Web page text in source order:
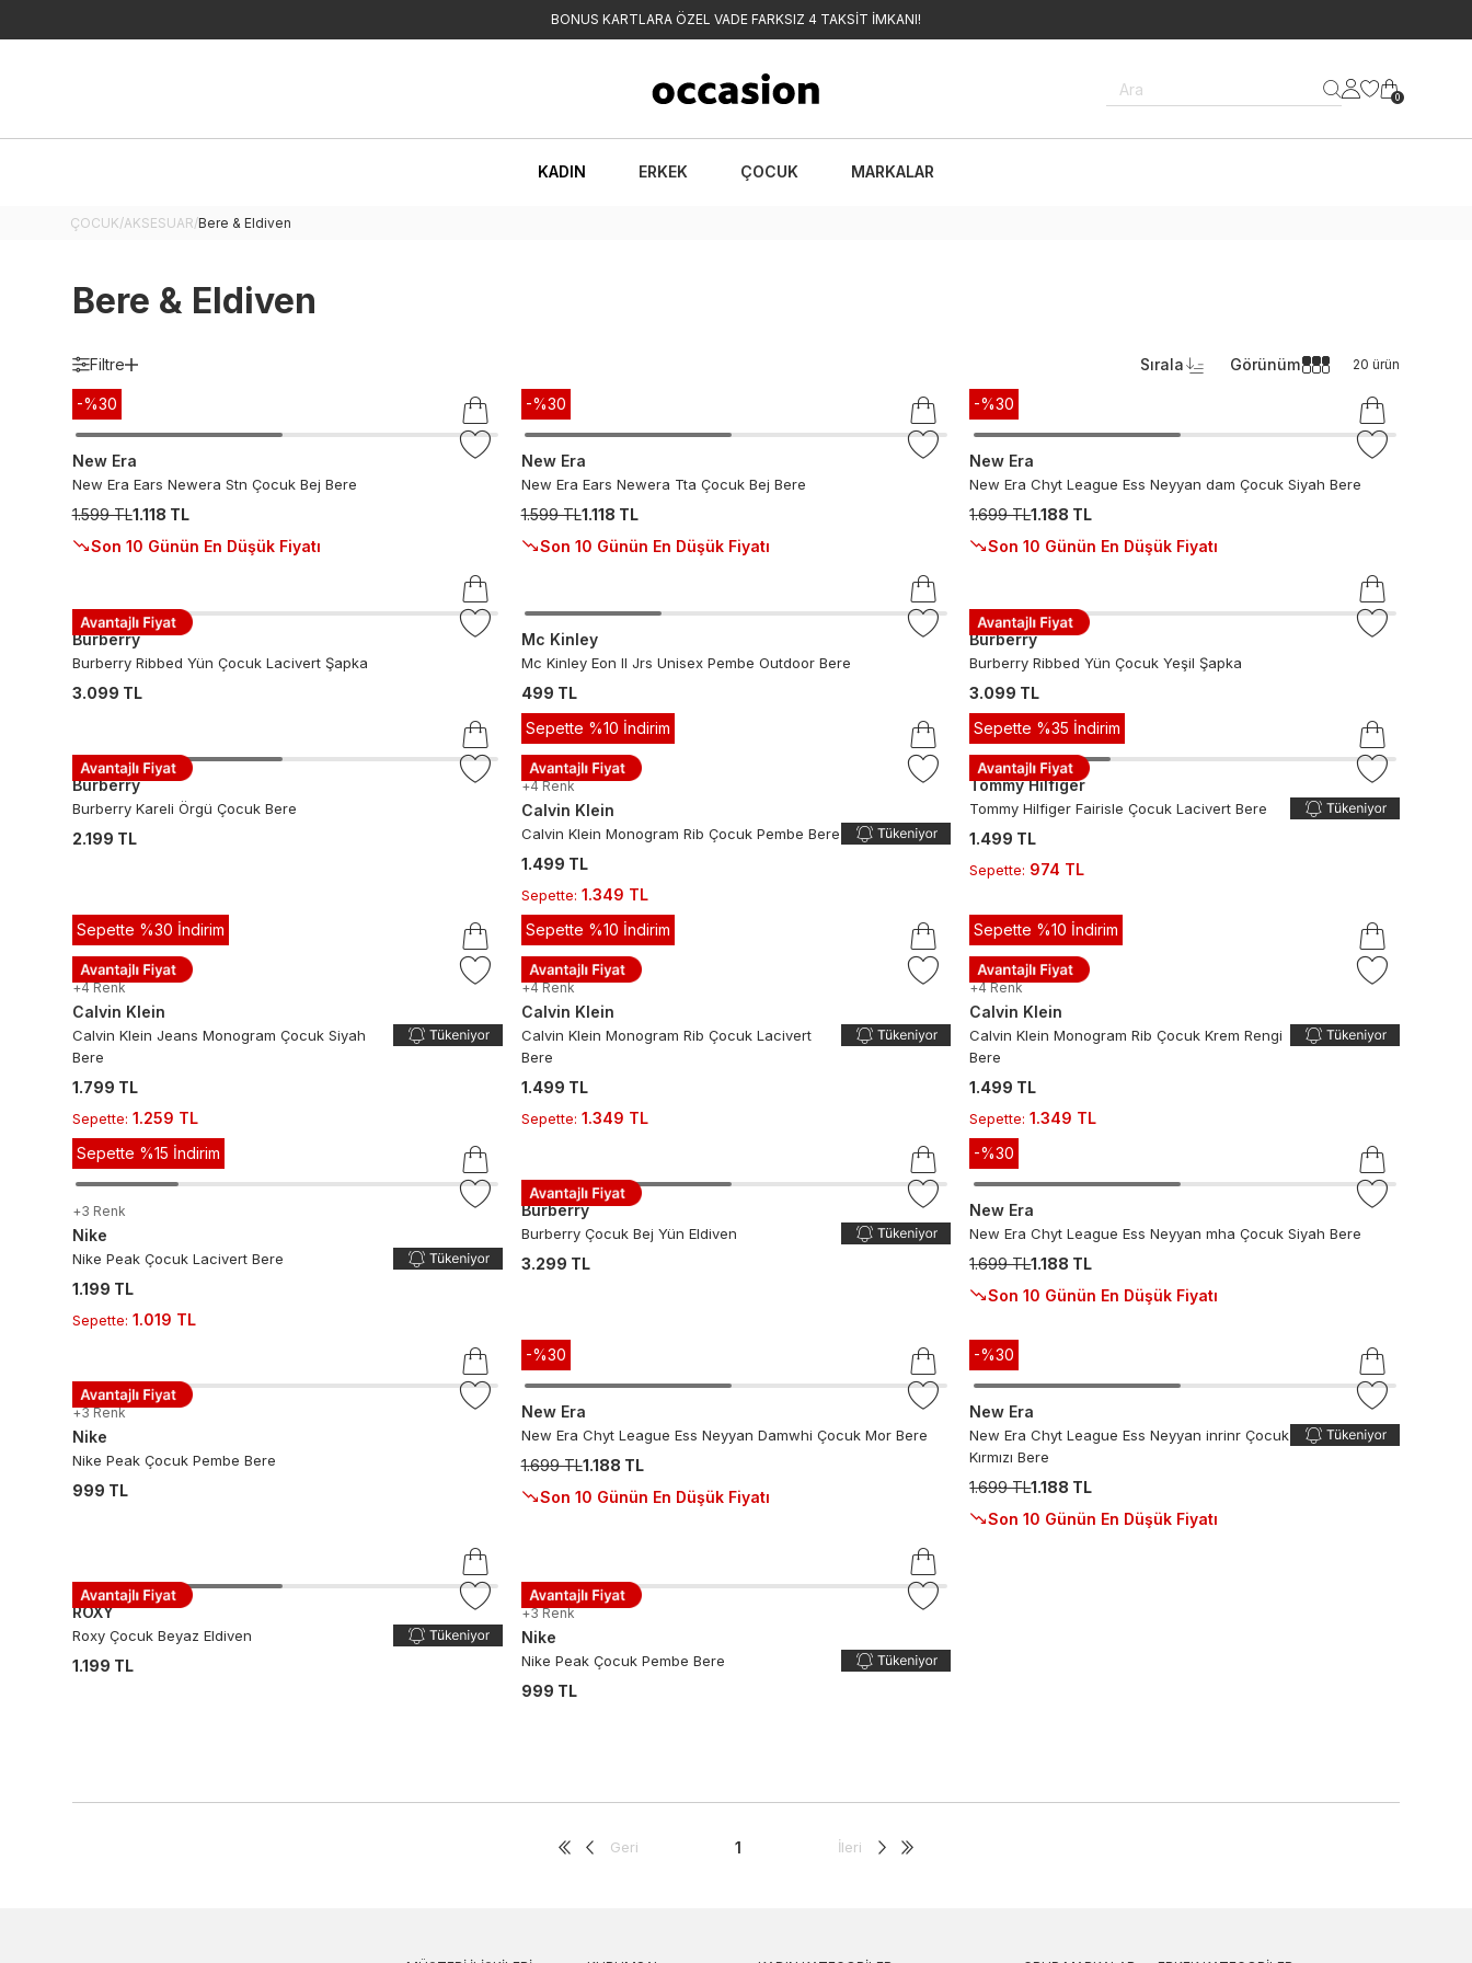
BONUS KARTLARA ÖZEL VADE FARKSIZ 4 TAKSİT İMKANI!
Ara 0
KADIN ERKEK ÇOCUK MARKALAR
ÇOCUK/AKSESUAR/Bere & Eldiven
Bere & Eldiven
Filtre Sırala Görünüm 20 ürün
-%30
New Era
New Era Ears Newera Stn Çocuk Bej Bere
1.599 TL1.118 TL
Son 10 Günün En Düşük Fiyatı
-%30
New Era
New Era Ears Newera Tta Çocuk Bej Bere
1.599 TL1.118 TL
Son 10 Günün En Düşük Fiyatı
-%30
New Era
New Era Chyt League Ess Neyyan dam Çocuk Siyah Bere
1.699 TL1.188 TL
Son 10 Günün En Düşük Fiyatı
Burberry
Burberry Ribbed Yün Çocuk Lacivert Şapka
3.099 TL
Mc Kinley
Mc Kinley Eon II Jrs Unisex Pembe Outdoor Bere
499 TL
Burberry
Burberry Ribbed Yün Çocuk Yeşil Şapka
3.099 TL
Burberry
Burberry Kareli Örgü Çocuk Bere
2.199 TL
Sepette %10 İndirim
+4 Renk
Calvin Klein
Calvin Klein Monogram Rib Çocuk Pembe Bere
1.499 TL
Sepette: 1.349 TL
Sepette %35 İndirim
Tommy Hilfiger
Tommy Hilfiger Fairisle Çocuk Lacivert Bere
1.499 TL
Sepette: 974 TL
Sepette %30 İndirim
+4 Renk
Calvin Klein
Calvin Klein Jeans Monogram Çocuk Siyah
Bere
1.799 TL
Sepette: 1.259 TL
Sepette %10 İndirim
+4 Renk
Calvin Klein
Calvin Klein Monogram Rib Çocuk Lacivert
Bere
1.499 TL
Sepette: 1.349 TL
Sepette %10 İndirim
+4 Renk
Calvin Klein
Calvin Klein Monogram Rib Çocuk Krem Rengi
Bere
1.499 TL
Sepette: 1.349 TL
Sepette %15 İndirim
+3 Renk
Nike
Nike Peak Çocuk Lacivert Bere
1.199 TL
Sepette: 1.019 TL
Burberry
Burberry Çocuk Bej Yün Eldiven
3.299 TL
-%30
New Era
New Era Chyt League Ess Neyyan mha Çocuk Siyah Bere
1.699 TL1.188 TL
Son 10 Günün En Düşük Fiyatı
+3 Renk
Nike
Nike Peak Çocuk Pembe Bere
999 TL
-%30
New Era
New Era Chyt League Ess Neyyan Damwhi Çocuk Mor Bere
1.699 TL1.188 TL
Son 10 Günün En Düşük Fiyatı
-%30
New Era
New Era Chyt League Ess Neyyan inrinr Çocuk
Kırmızı Bere
1.699 TL1.188 TL
Son 10 Günün En Düşük Fiyatı
ROXY
Roxy Çocuk Beyaz Eldiven
1.199 TL
+3 Renk
Nike
Nike Peak Çocuk Pembe Bere
999 TL
Geri 1 İleri